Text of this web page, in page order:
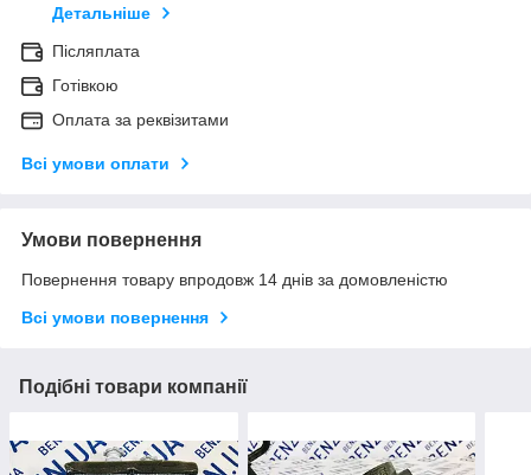
Детальніше
Післяплата
Готівкою
Оплата за реквізитами
Всі умови оплати
Умови повернення
Повернення товару впродовж 14 днів за домовленістю
Всі умови повернення
Подібні товари компанії